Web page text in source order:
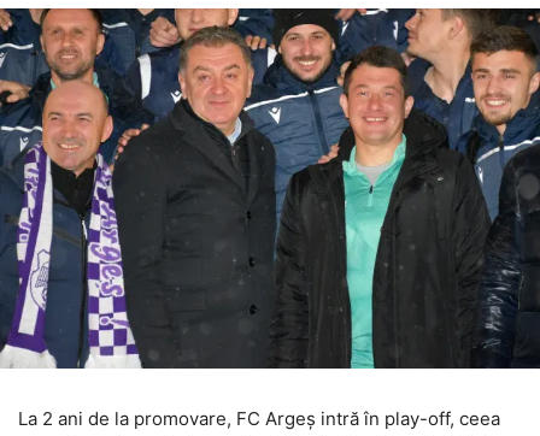
La 2 ani de la promovare, FC Argeș intră în play-off, ceea